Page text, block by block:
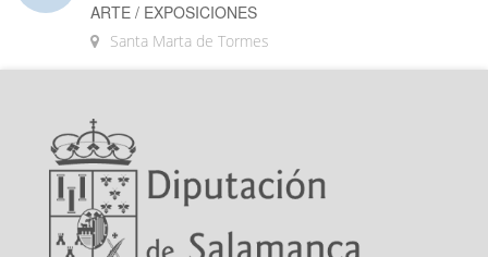
ARTE / EXPOSICIONES
Santa Marta de Tormes